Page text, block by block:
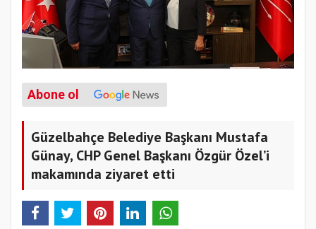
Abone ol
Güzelbahçe Belediye Başkanı Mustafa
Günay, CHP Genel Başkanı Özgür Özel’i
makamında ziyaret etti